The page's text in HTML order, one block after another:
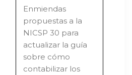
Enmiendas
propuestas a la
NICSP 30 para
actualizar la guía
sobre cómo
contabilizar los